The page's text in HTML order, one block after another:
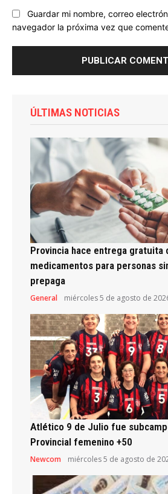
Guardar mi nombre, correo
navegador la próxima vez que
ÚLTIMAS NOTICIAS
Provincia hace entrega gratuita
medicamentos para personas
prepaga
General miércoles 5 de agosto de
Atlético 9 de Julio fue
Provincial femenino +50
Newcom miércoles 5 de agosto de